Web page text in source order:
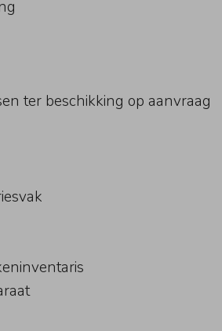
ter beschikking op aanvraag